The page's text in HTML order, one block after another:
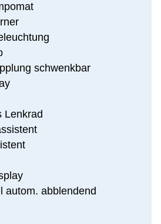
schwenkbar
Lenkrad
autom. abblendend